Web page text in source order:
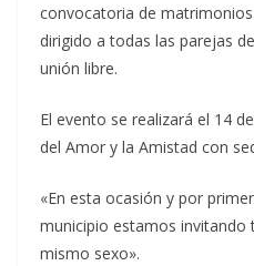
convocatoria de
dirigido a todas las parejas
unión libre.
El evento se realizará el 14
del Amor y la Amistad con
«En esta ocasión y por
municipio estamos invitando
mismo sexo».